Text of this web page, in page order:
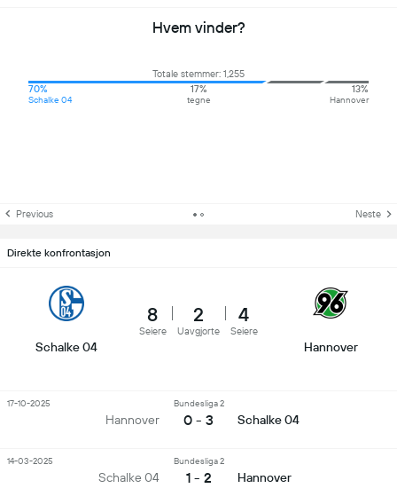
Hvem vinder?
Totale stemmer: 1,255
70%
Schalke 04
17%
tegne
13%
Hannover
Previous Neste
Direkte konfrontasjon
Schalke 04
8
Seiere
2
Uavgjorte
4
Seiere
Hannover
Hannover
Bundesliga 2
0 - 3 Schalke 04
17-10-2025
Schalke 04
Bundesliga 2
1 - 2 Hannover
14-03-2025